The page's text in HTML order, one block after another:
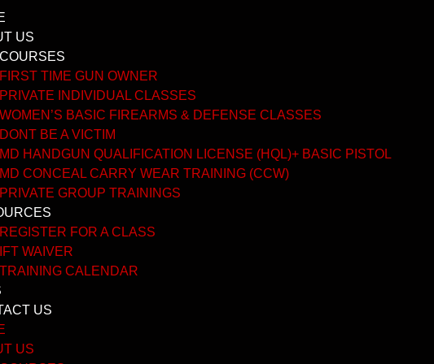
US
FIRST TIME GUN OWNER
PRIVATE INDIVIDUAL CLASSES
WOMEN’S BASIC FIREARMS & DEFENSE CLASSES
DONT BE A VICTIM
MD HANDGUN QUALIFICATION LICENSE (HQL)+ BASIC PISTOL
MD CONCEAL CARRY WEAR TRAINING (CCW)
PRIVATE GROUP TRAININGS
REGISTER FOR A CLASS
IFT WAIVER
TRAINING CALENDAR
US
US